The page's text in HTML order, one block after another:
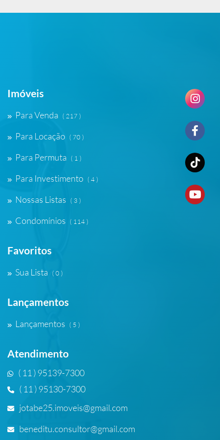
Imóveis
Para Venda ( 217 )
Para Locação ( 70 )
Para Permuta ( 1 )
Para Investimento ( 4 )
Nossas Listas ( 3 )
Condomínios ( 114 )
Favoritos
Sua Lista ( 0 )
Lançamentos
Lançamentos ( 5 )
Atendimento
( 11 ) 95139-7300
( 11 ) 95130-7300
jotabe25.imoveis@gmail.com
beneditu.consultor@gmail.com